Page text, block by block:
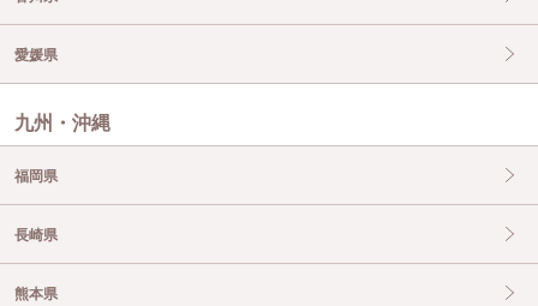
愛媛県
九州・沖縄
福岡県
長崎県
熊本県